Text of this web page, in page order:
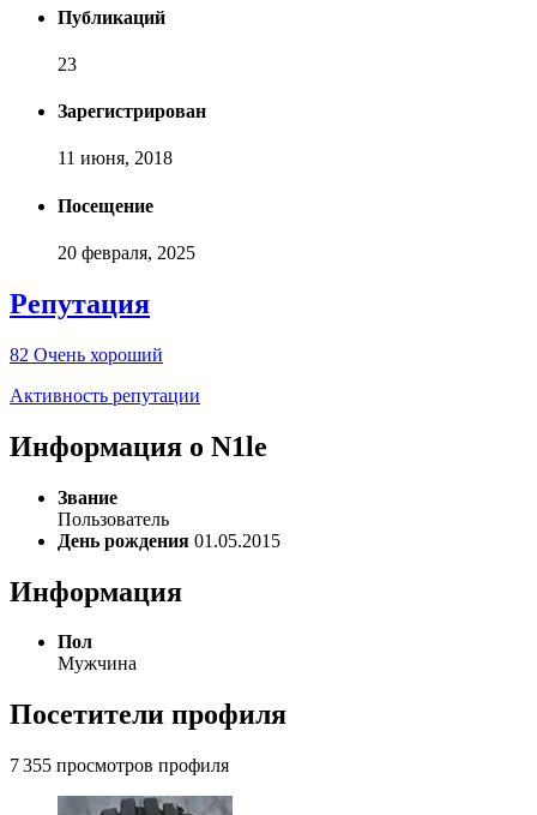
Публикаций
23
Зарегистрирован
11 июня, 2018
Посещение
20 февраля, 2025
Репутация
82 Очень хороший
Активность репутации
Информация о N1le
Звание
Пользователь
День рождения 01.05.2015
Информация
Пол
Мужчина
Посетители профиля
7 355 просмотров профиля